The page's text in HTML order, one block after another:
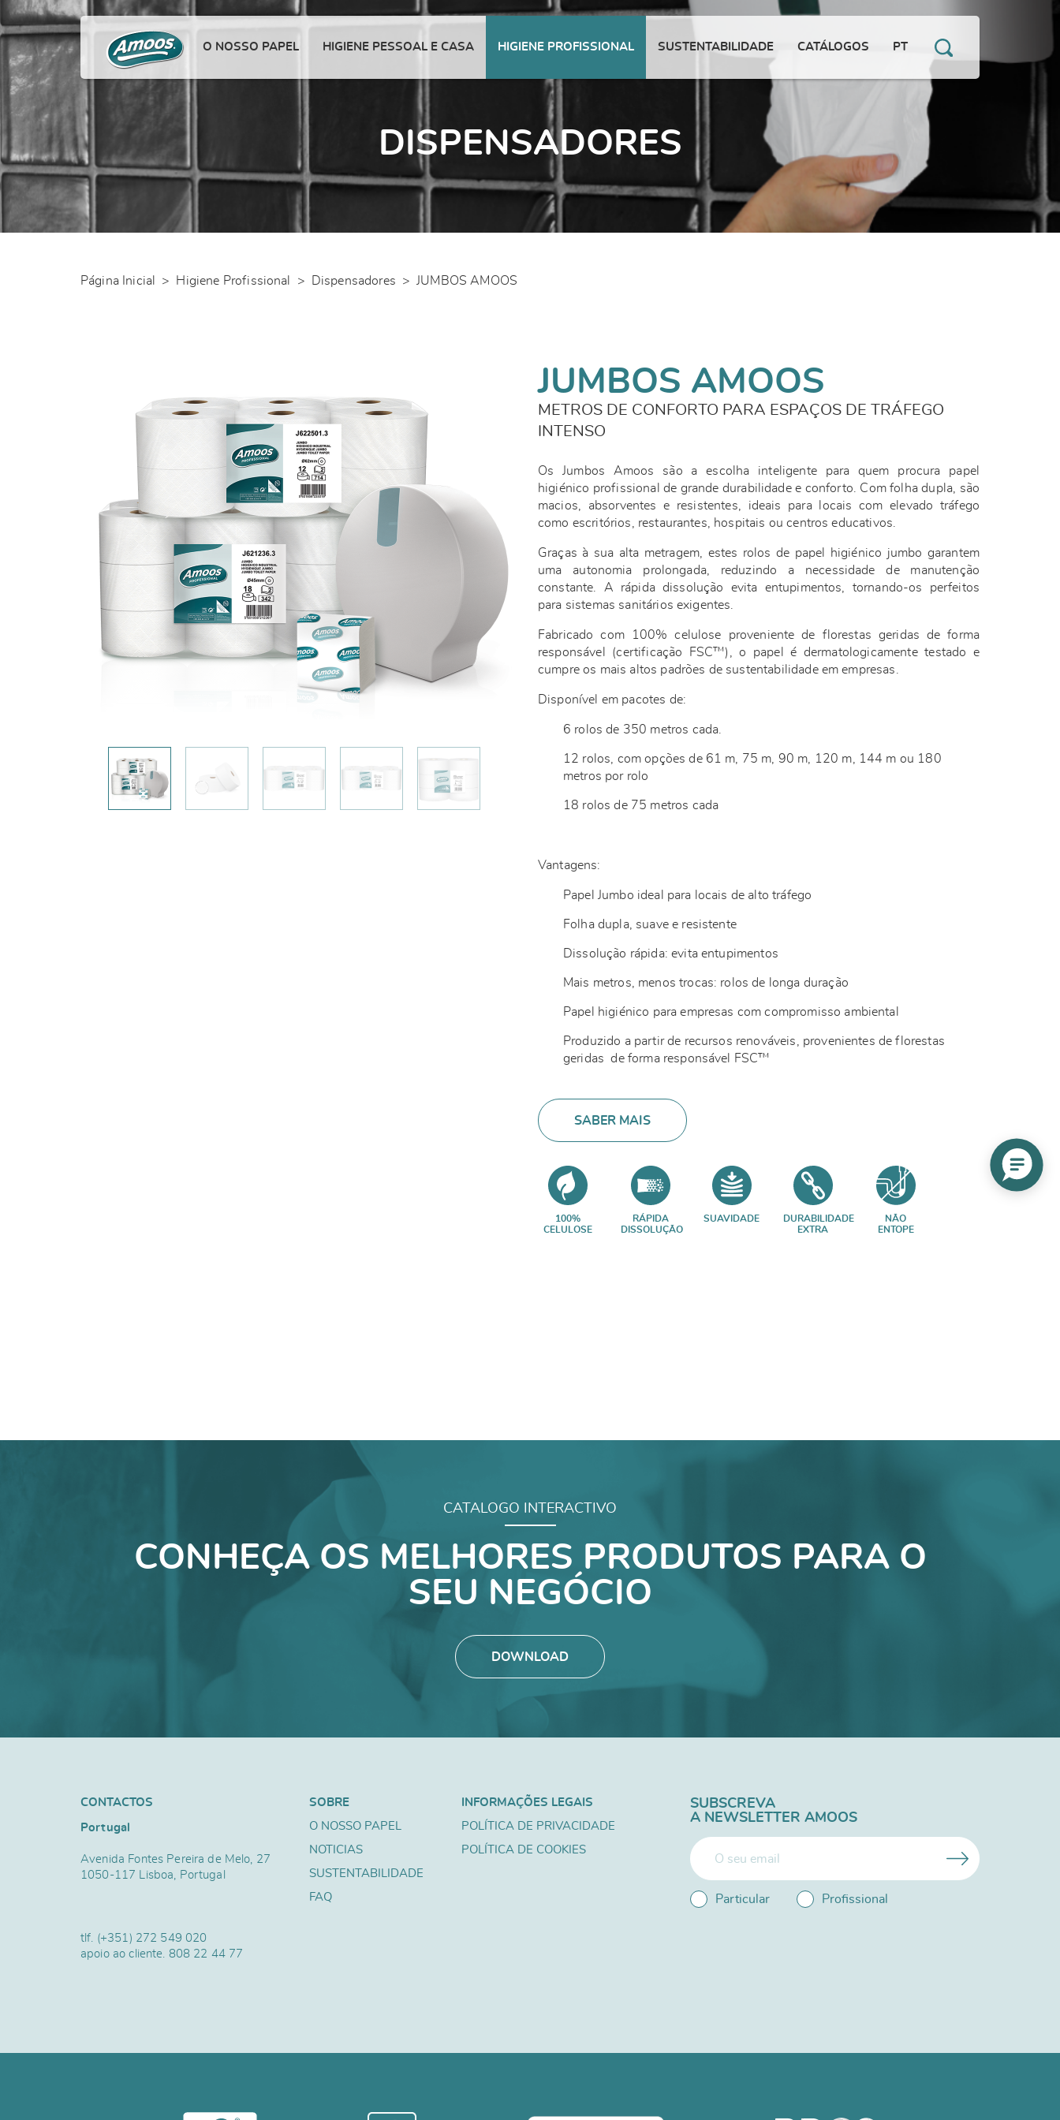
O NOSSO PAPEL HIGIENE PESSOAL E CASA HIGIENE PROFISSIONAL SUSTENTABILIDADE CATÁLOGOS PT
DISPENSADORES
Página Inicial > Higiene Profissional > Dispensadores > JUMBOS AMOOS
JUMBOS AMOOS
METROS DE CONFORTO PARA ESPAÇOS DE TRÁFEGO
INTENSO
Os Jumbos Amoos são a escolha inteligente para quem procura papel
higiénico profissional de grande durabilidade e conforto. Com folha dupla, são
macios, absorventes e resistentes, ideais para locais com elevado tráfego
como escritórios, restaurantes, hospitais ou centros educativos.
Graças à sua alta metragem, estes rolos de papel higiénico jumbo garantem
uma autonomia prolongada, reduzindo a necessidade de manutenção
constante. A rápida dissolução evita entupimentos, tornando-os perfeitos
para sistemas sanitários exigentes.
Fabricado com 100% celulose proveniente de florestas geridas de forma
responsável (certificação FSC™), o papel é dermatologicamente testado e
cumpre os mais altos padrões de sustentabilidade em empresas.
Disponível em pacotes de:
6 rolos de 350 metros cada.
12 rolos, com opções de 61 m, 75 m, 90 m, 120 m, 144 m ou 180
metros por rolo
18 rolos de 75 metros cada
Vantagens:
Papel Jumbo ideal para locais de alto tráfego
Folha dupla, suave e resistente
Dissolução rápida: evita entupimentos
Mais metros, menos trocas: rolos de longa duração
Papel higiénico para empresas com compromisso ambiental
Produzido a partir de recursos renováveis, provenientes de florestas
geridas de forma responsável FSC™
SABER MAIS
100%
CELULOSE
RÁPIDA
DISSOLUÇÃO
SUAVIDADE
DURABILIDADE
EXTRA
NÃO
ENTOPE
CATALOGO INTERACTIVO
CONHEÇA OS MELHORES PRODUTOS PARA O
SEU NEGÓCIO
DOWNLOAD
CONTACTOS
Portugal
Avenida Fontes Pereira de Melo, 27
1050-117 Lisboa, Portugal
tlf. (+351) 272 549 020
apoio ao cliente. 808 22 44 77
SOBRE
O NOSSO PAPEL
NOTICIAS
SUSTENTABILIDADE
FAQ
INFORMAÇÕES LEGAIS
POLÍTICA DE PRIVACIDADE
POLÍTICA DE COOKIES
SUBSCREVA
A NEWSLETTER AMOOS
Particular Profissional